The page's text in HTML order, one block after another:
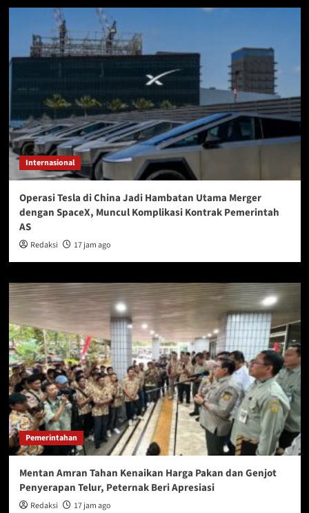
Internasional
Operasi Tesla di China Jadi Hambatan Utama Merger
dengan SpaceX, Muncul Komplikasi Kontrak Pemerintah
AS
Redaksi 17 jam ago
Pemerintahan
Mentan Amran Tahan Kenaikan Harga Pakan dan Genjot
Penyerapan Telur, Peternak Beri Apresiasi
Redaksi 17 jam ago